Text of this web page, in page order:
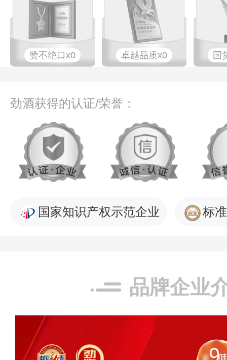
赞不绝口x0 卓越品质x0 国
劲酒获得的认证/荣誉：
国家知识产权示范企业 标
品牌企业